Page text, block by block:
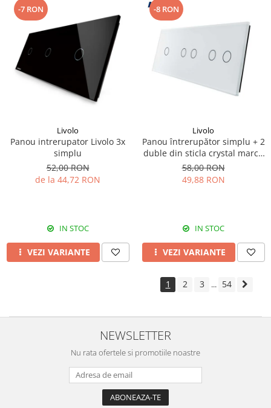
-7 RON
Livolo
Panou intrerupator Livolo 3x
simplu
52,00 RON
de la 44,72 RON
IN STOC
VEZI VARIANTE
-8 RON
Livolo
Panou întrerupător simplu + 2
duble din sticla crystal marca
Livolo
58,00 RON
49,88 RON
IN STOC
VEZI VARIANTE
1 2 3 ... 54
NEWSLETTER
Nu rata ofertele si promotiile noastre